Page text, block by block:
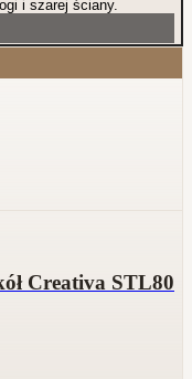
Creativa STL80